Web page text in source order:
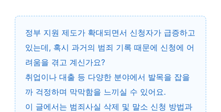
정부 지원 제도가 확대되면서 신청자가 급증하고
있는데, 혹시 과거의 범죄 기록 때문에 신청에 어
려움을 겪고 계신가요?
취업이나 대출 등 다양한 분야에서 발목을 잡을
까 걱정하며 막막함을 느끼실 수 있어요.
이 글에서는 범죄사실 삭제 및 말소 신청 방법과